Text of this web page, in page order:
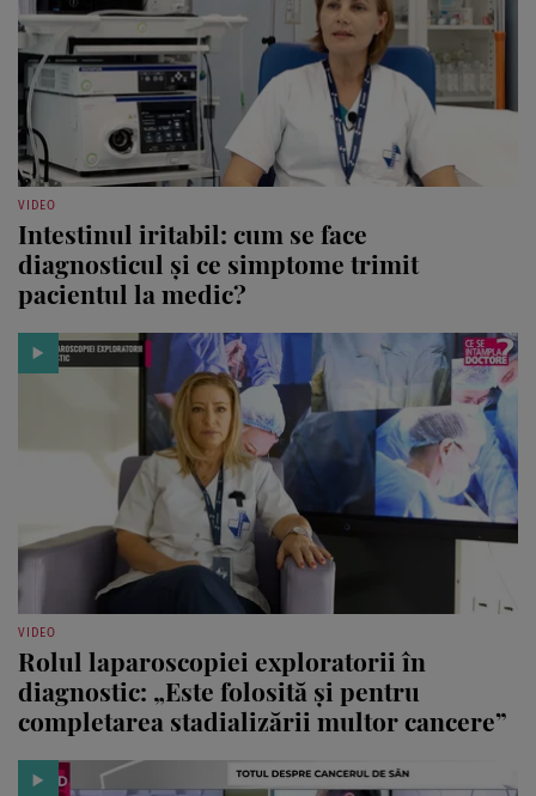
Intestinul iritabil: cum se face
diagnosticul și ce simptome trimit
pacientul la medic?
Rolul laparoscopiei exploratorii în
diagnostic: „Este folosită și pentru
completarea stadializării multor cancere”